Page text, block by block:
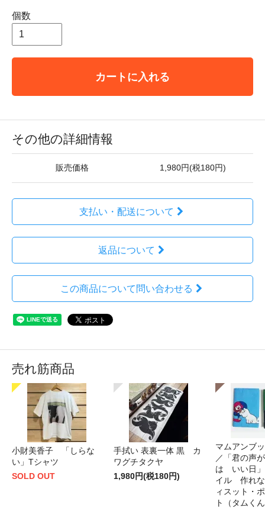
個数
カートに入れる
その他の詳細情報
販売価格 1,980円(税180円)
支払い・配送について
返品について
この商品について問い合わせる
売れ筋商品
小財美香子 「しらな
い」Tシャツ
SOLD OUT
手拭い 表裏一体 黒 カ
ワグチタクヤ
1,980円(税180円)
マムアンブ
／「君の声
は いい日」
イル 作れ
ィスット・
ト（タムく